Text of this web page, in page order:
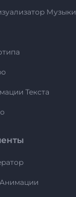
Музыки
Текста